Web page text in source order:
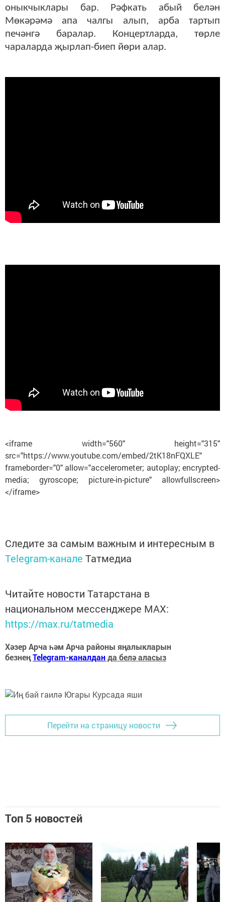
оныкчыклары бар. Рәфкать абый белән
Мөкәрәмә апа чалгы алып, арба тартып
печәнгә баралар. Концертларда, төрле
чараларда җырлап-биеп йөри алар.
<iframe width="560" height="315"
src="https://www.youtube.com/embed/2tK18nFQXLE"
frameborder="0" allow="accelerometer; autoplay; encrypted-
media; gyroscope; picture-in-picture" allowfullscreen>
</iframe>
Следите за самым важным и интересным в
Telegram-канале Татмедиа
Читайте новости Татарстана в
национальном мессенджере MАХ:
https://max.ru/tatmedia
Хәзер Арча һәм Арча районы яңалыкларын
безнеңTelegram-каналданда белә аласыз
Перейти на страницу новости
Топ 5 новостей